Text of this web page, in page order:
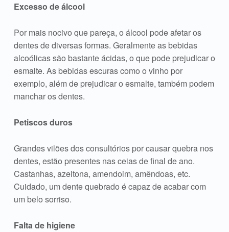
Excesso de álcool
Por mais nocivo que pareça, o álcool pode afetar os
dentes de diversas formas. Geralmente as bebidas
alcoólicas são bastante ácidas, o que pode prejudicar o
esmalte. As bebidas escuras como o vinho por
exemplo, além de prejudicar o esmalte, também podem
manchar os dentes.
Petiscos duros
Grandes vilões dos consultórios por causar quebra nos
dentes, estão presentes nas ceias de final de ano.
Castanhas, azeitona, amendoim, amêndoas, etc.
Cuidado, um dente quebrado é capaz de acabar com
um belo sorriso.
Falta de higiene